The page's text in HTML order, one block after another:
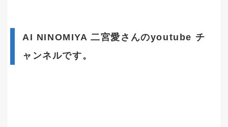
AI NINOMIYA 二宮愛さんのyoutube チ
ャンネルです。